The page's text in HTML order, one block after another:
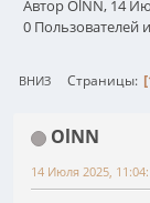
Автор OlNN, 14
0 Пользователей
ВНИЗ Страницы
OlNN
14 Июля 2025,